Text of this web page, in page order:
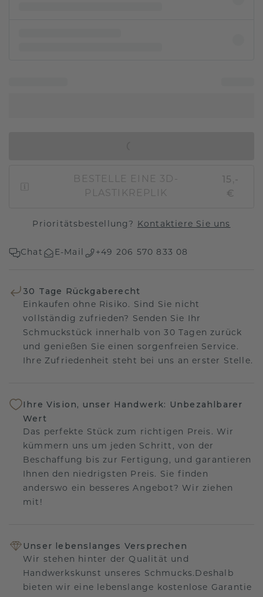
BESTELLE EINE 3D-
PLASTIKREPLIK
15,-
€
Prioritätsbestellung? Kontaktiere Sie uns
Chat E-Mail +49 206 570 833 08
30 Tage Rückgaberecht
Einkaufen ohne Risiko. Sind Sie nicht
vollständig zufrieden? Senden Sie Ihr
Schmuckstück innerhalb von 30 Tagen zurück
und genießen Sie einen sorgenfreien Service.
Ihre Zufriedenheit steht bei uns an erster Stelle.
Ihre Vision, unser Handwerk: Unbezahlbarer
Wert
Das perfekte Stück zum richtigen Preis. Wir
kümmern uns um jeden Schritt, von der
Beschaffung bis zur Fertigung, und garantieren
Ihnen den niedrigsten Preis. Sie finden
anderswo ein besseres Angebot? Wir ziehen
mit!
Unser lebenslanges Versprechen
Wir stehen hinter der Qualität und
Handwerkskunst unseres Schmucks.Deshalb
bieten wir eine lebenslange kostenlose Garantie